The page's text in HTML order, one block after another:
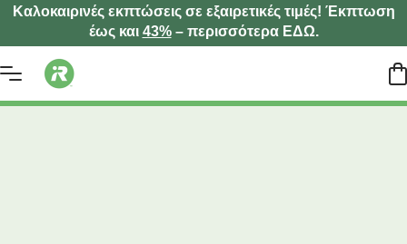
Καλοκαιρινές εκπτώσεις σε εξαιρετικές τιμές! Έκπτωση
έως και 43%– περισσότερα ΕΔΩ.